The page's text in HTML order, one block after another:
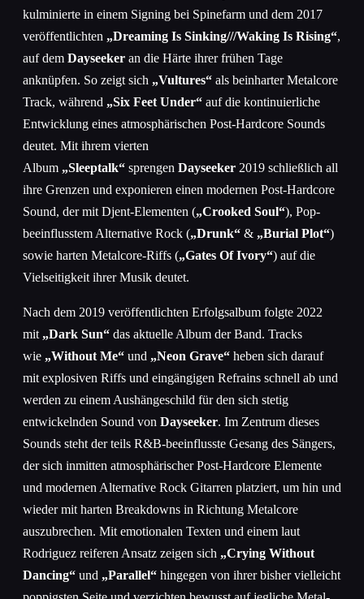
kulminierte in einem Signing bei Spinefarm und dem 2017
veröffentlichten „Dreaming Is Sinking///Waking Is Rising“,
auf dem Dayseeker an die Härte ihrer frühen Tage
anknüpfen. So zeigt sich „Vultures“ als beinharter Metalcore
Track, während „Six Feet Under“ auf die kontinuierliche
Entwicklung eines atmosphärischen Post-Hardcore Sounds
deutet. Mit ihrem vierten
Album „Sleeptalk“ sprengen Dayseeker 2019 schließlich all
ihre Grenzen und exponieren einen modernen Post-Hardcore
Sound, der mit Djent-Elementen („Crooked Soul“), Pop-
beeinflusstem Alternative Rock („Drunk“ & „Burial Plot“)
sowie harten Metalcore-Riffs („Gates Of Ivory“) auf die
Vielseitigkeit ihrer Musik deutet.
Nach dem 2019 veröffentlichten Erfolgsalbum folgte 2022
mit „Dark Sun“ das aktuelle Album der Band. Tracks
wie „Without Me“ und „Neon Grave“ heben sich darauf
mit explosiven Riffs und eingängigen Refrains schnell ab und
werden zu einem Aushängeschild für den sich stetig
entwickelnden Sound von Dayseeker. Im Zentrum dieses
Sounds steht der teils R&B-beeinflusste Gesang des Sängers,
der sich inmitten atmosphärischer Post-Hardcore Elemente
und modernen Alternative Rock Gitarren platziert, um hin und
wieder mit harten Breakdowns in Richtung Metalcore
auszubrechen. Mit emotionalen Texten und einem laut
Rodriguez reiferen Ansatz zeigen sich „Crying Without
Dancing“ und „Parallel“ hingegen von ihrer bisher vielleicht